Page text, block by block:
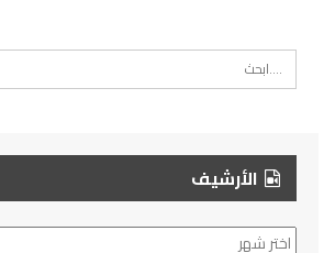
الأرشيف
الأرشيف